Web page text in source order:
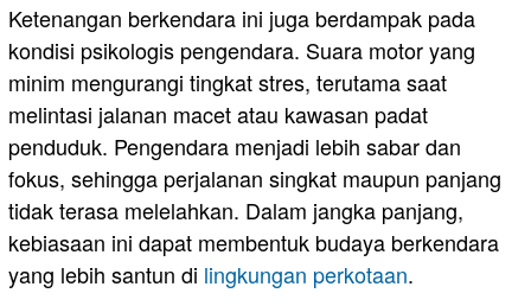
Ketenangan berkendara ini juga berdampak pada
kondisi psikologis pengendara. Suara motor yang
minim mengurangi tingkat stres, terutama saat
melintasi jalanan macet atau kawasan padat
penduduk. Pengendara menjadi lebih sabar dan
fokus, sehingga perjalanan singkat maupun panjang
tidak terasa melelahkan. Dalam jangka panjang,
kebiasaan ini dapat membentuk budaya berkendara
yang lebih santun di lingkungan perkotaan.